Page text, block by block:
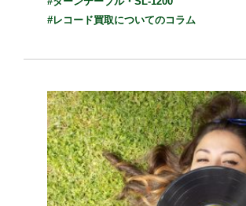
#レコード買取についてのコラム